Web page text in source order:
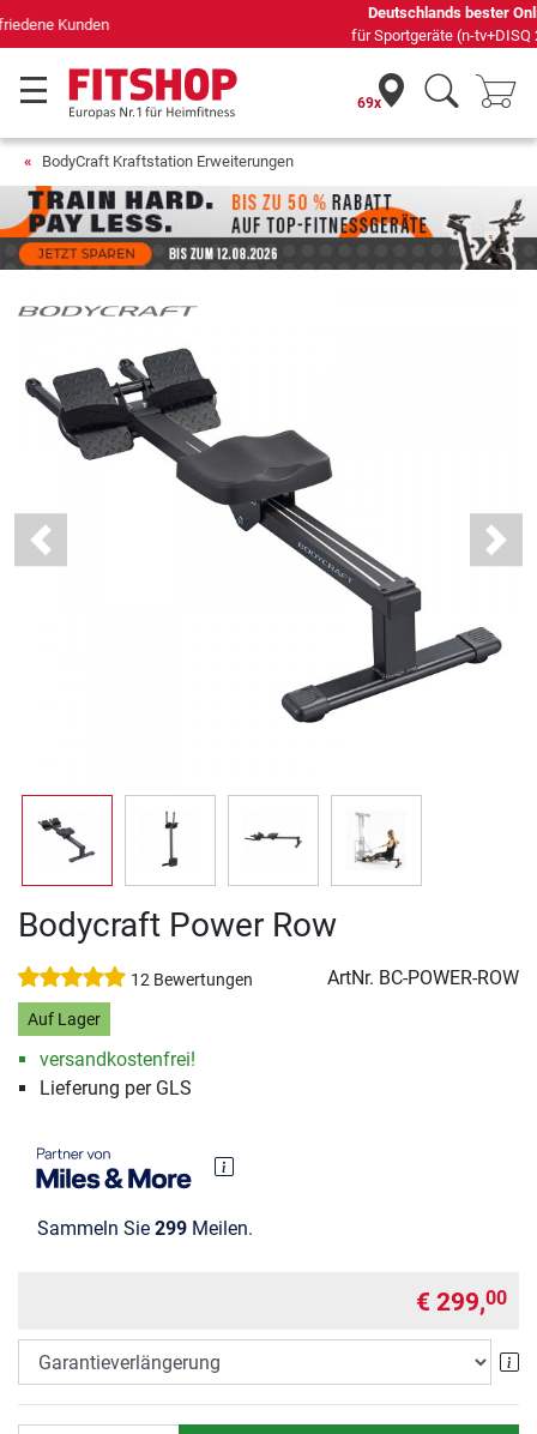
Deutschlands bester Online-Shop
für Sportgeräte (n-tv+DISQ 2016-2024)
69x
BodyCraft Kraftstation Erweiterungen
Previous Next
Bodycraft Power Row
12 Bewertungen ArtNr. BC-POWER-ROW
Auf Lager
versandkostenfrei!
Lieferung per GLS
Sammeln Sie 299 Meilen.
€ 299,00